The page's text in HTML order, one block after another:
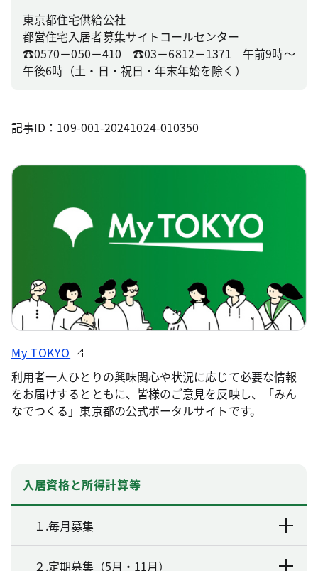
東京都住宅供給公社
都営住宅入居者募集サイトコールセンター
☎0570－050－410 ☎03－6812－1371 午前9時～
午後6時（土・日・祝日・年末年始を除く）
記事ID：109-001-20241024-010350
My TOKYO
利用者一人ひとりの興味関心や状況に応じて必要な情報
をお届けするとともに、皆様のご意見を反映し、「みん
なでつくる」東京都の公式ポータルサイトです。
入居資格と所得計算等
１.毎月募集
２.定期募集（5月・11月）